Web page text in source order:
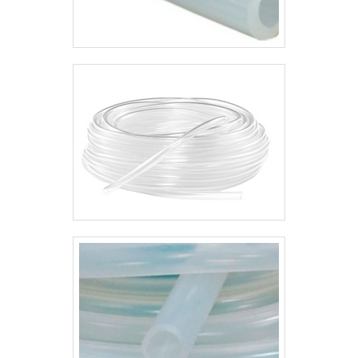
proativos;Profissionais com vasta
experiência na área;Trabalhadores de
alta qualidade; Escritório de alta
atividades; Constante modernização
do processo fabril;Equipamentos de
última geração. A MELHOR
EMPRESA DO SEGMENTOSomente
na WayFlex existe variedade e
qualidade quando o assunto for placa
de borracha. Os clientes encontram
itens como vedações e lençóis de
borracha.É conhecida por ser
comprometida com as pessoas e com
o meio ambiente e pontual,
qualificações possíveis pelo fato de a
empresa possuir escritório de alta